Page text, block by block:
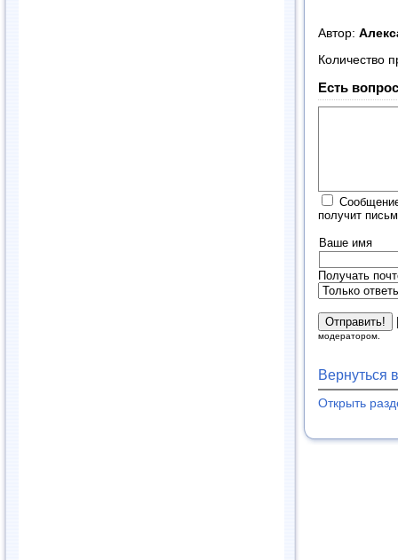
Автор:
Количество
Есть
получит
Ваше имя
Получать
модератором.
Вернуться
Открыть